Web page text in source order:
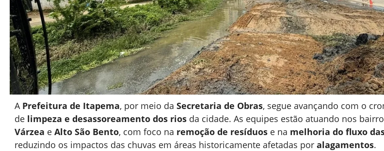
A Prefeitura de Itapema, por meio da Secretaria de Obras, segue avançando com o
de limpeza e desassoreamento dos rios da cidade. As equipes estão atuando nos
Várzea e Alto São Bento, com foco na remoção de resíduos e na melhoria do fluxo
reduzindo os impactos das chuvas em áreas historicamente afetadas por alagamentos.